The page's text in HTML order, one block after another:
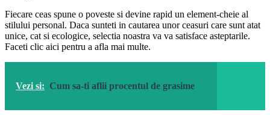
Fiecare ceas spune o poveste si devine rapid un element-cheie al
stilului personal. Daca sunteti in cautarea unor ceasuri care sunt atat
unice, cat si ecologice, selectia noastra va va satisface asteptarile.
Faceti clic aici pentru a afla mai multe.
Vezi si: Cum sa-ti aflii procentul de grasime